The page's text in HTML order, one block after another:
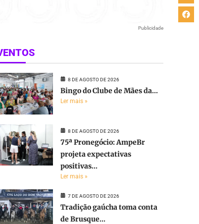
Publicidade
8 DE AGOSTO DE 2026
Bingo do Clube de Mães da...
Ler mais »
8 DE AGOSTO DE 2026
75ª Pronegócio: AmpeBr
projeta expectativas
positivas...
Ler mais »
7 DE AGOSTO DE 2026
Tradição gaúcha toma conta
de Brusque...